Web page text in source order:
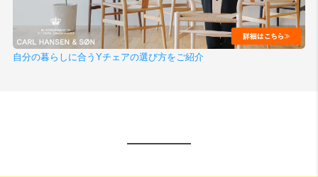
自分の暮らしに合うYチェアの選び方をご紹介